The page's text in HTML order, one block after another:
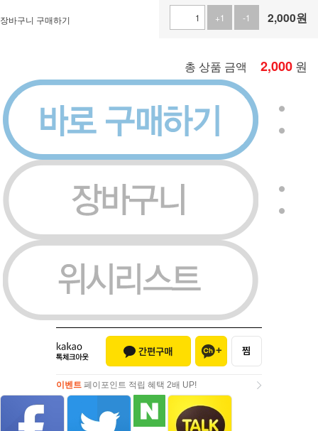
+1
-1 2,000원
총 상품 금액 2,000 원
장바구니 구매하기
페이포인트 적립 혜택 2배 UP!
이벤트 페이포인트 적립 혜택 2배 UP!